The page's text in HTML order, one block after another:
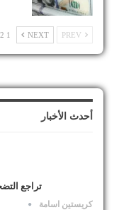
NEXT
1 od 2 |
أحدث الأخبار
تراجع
كريستين اسامة